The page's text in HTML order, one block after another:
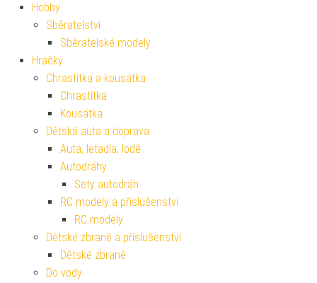
Hobby
Sběratelství
Sběratelské modely
Hračky
Chrastítka a kousátka
Chrastítka
Kousátka
Dětská auta a doprava
Auta, letadla, lodě
Autodráhy
Sety autodráh
RC modely a příslušenství
RC modely
Dětské zbraně a příslušenství
Dětské zbraně
Do vody